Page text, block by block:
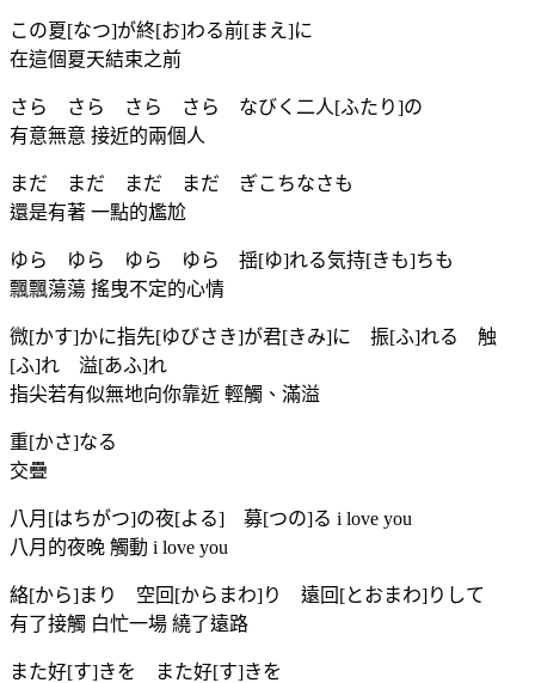
この夏[なつ]が終[お]わる前[まえ]に
在這個夏天結束之前
さら さら さら さら なびく二人[ふたり]の
有意無意 接近的兩個人
まだ まだ まだ まだ ぎこちなさも
還是有著 一點的尷尬
ゆら ゆら ゆら ゆら 揺[ゆ]れる気持[きも]ちも
飄飄蕩蕩 搖曳不定的心情
微[かす]かに指先[ゆびさき]が君[きみ]に 振[ふ]れる 触
[ふ]れ 溢[あふ]れ
指尖若有似無地向你靠近 輕觸、滿溢
重[かさ]なる
交疊
八月[はちがつ]の夜[よる] 募[つの]る i love you
八月的夜晚 觸動 i love you
絡[から]まり 空回[からまわ]り 遠回[とおまわ]りして
有了接觸 白忙一場 繞了遠路
また好[す]きを また好[す]きを